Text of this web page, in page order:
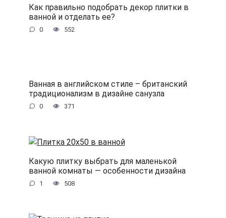
Как правильно подобрать декор плитки в
ванной и отделать ее?
0 552
Ванная в английском стиле – британский
традиционализм в дизайне санузла
0 371
Какую плитку выбрать для маленькой
ванной комнаты — особенности дизайна
1 508